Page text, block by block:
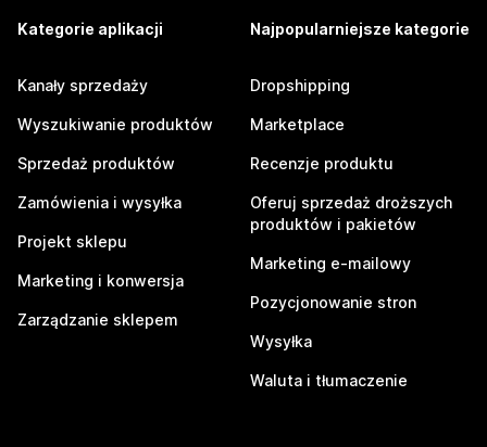
Kategorie aplikacji
Kanały sprzedaży
Wyszukiwanie produktów
Sprzedaż produktów
Zamówienia i wysyłka
Projekt sklepu
Marketing i konwersja
Zarządzanie sklepem
Najpopularniejsze kategorie
Dropshipping
Marketplace
Recenzje produktu
Oferuj sprzedaż droższych
produktów i pakietów
Marketing e-mailowy
Pozycjonowanie stron
Wysyłka
Waluta i tłumaczenie